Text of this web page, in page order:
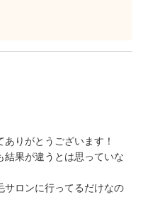
りがとうございます！
結果が違うとは思っていな
サロンに行ってるだけなの